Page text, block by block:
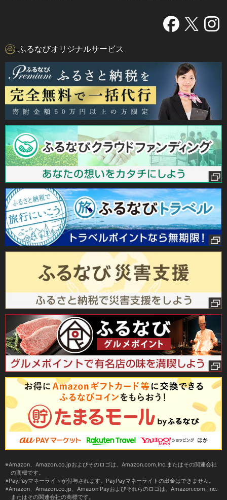
ふるなびオリジナルサービス
Amazon、Amazon.co.jpおよびそのロゴは、Amazon.com,Inc.またはその関連会社
の商標です。
PayPayマネーライトが付与されます。PayPayマネーライトの出金はできません。
Amazon、Amazon.co.jp、Amazon Payおよびそれらのロゴは、Amazon.com, Inc.
またはその関連会社の商標です。